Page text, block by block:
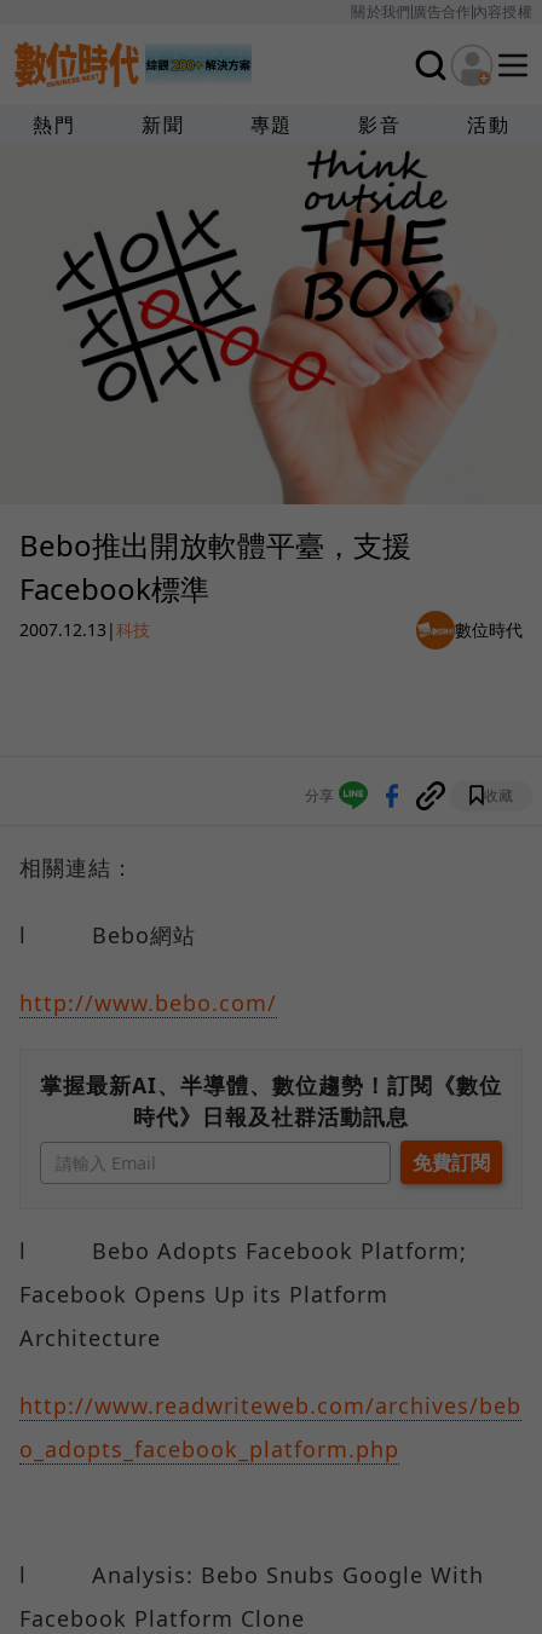
關於我們廣告合作內容授權
熱門 新聞 專題 影音 活動
Bebo推出開放軟體平臺，支援
Facebook標準
2007.12.13 |科技 數位時代
分享 收藏
相關連結：
l Bebo網站
http://www.bebo.com/
掌握最新AI、半導體、數位趨勢！訂閱《數位
時代》日報及社群活動訊息
l Bebo Adopts Facebook Platform;
Facebook Opens Up its Platform
Architecture
http://www.readwriteweb.com/archives/beb
o_adopts_facebook_platform.php
l Analysis: Bebo Snubs Google With
Facebook Platform Clone